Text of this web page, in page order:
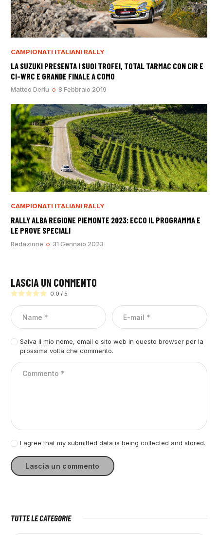
CAMPIONATI ITALIANI RALLY
LA SUZUKI PRESENTA I SUOI TROFEI, TOTAL TARMAC CON CIR E
CI-WRC E GRANDE FINALE A COMO
Matteo Deriu 8 Febbraio 2019
CAMPIONATI ITALIANI RALLY
RALLY ALBA REGIONE PIEMONTE 2023: ECCO IL PROGRAMMA E
LE PROVE SPECIALI
Redazione 31 Gennaio 2023
LASCIA UN COMMENTO
0.0 / 5
Salva il mio nome, email e sito web in questo browser per la
prossima volta che commento.
I agree that my submitted data is being collected and stored.
TUTTE LE CATEGORIE